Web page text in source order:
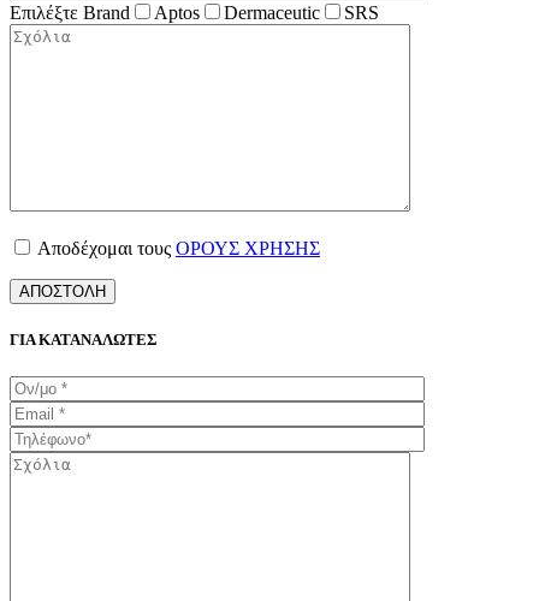
Επιλέξτε Brand Aptos Dermaceutic SRS
Αποδέχομαι τους ΟΡΟΥΣ ΧΡΗΣΗΣ
ΓΙΑ ΚΑΤΑΝΑΛΩΤΕΣ